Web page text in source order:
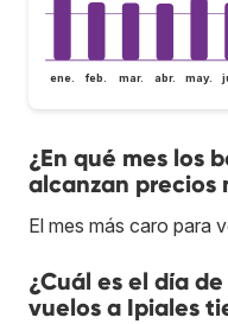
ene. feb. mar. abr. may.
¿En qué mes los
alcanzan precios
El mes más caro para
¿Cuál es el día
vuelos a Ipiales